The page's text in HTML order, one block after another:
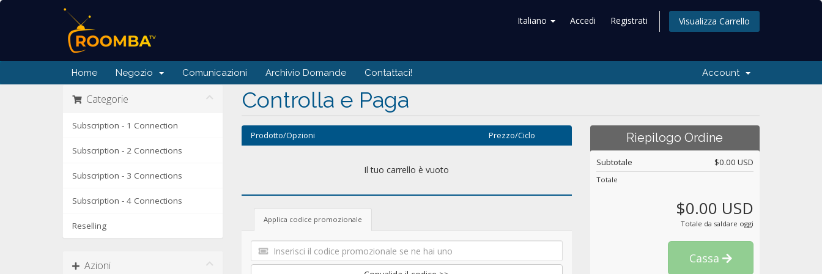
Italiano Accedi Registrati Visualizza Carrello
Home Negozio Comunicazioni Archivio Domande Contattaci! Account
Categorie
Subscription - 1 Connection
Subscription - 2 Connections
Subscription - 3 Connections
Subscription - 4 Connections
Reselling
Azioni
Controlla e Paga
Prodotto/Opzioni Prezzo/Ciclo
Il tuo carrello è vuoto
Applica codice promozionale
Riepilogo Ordine
Subtotale $0.00 USD
Totale
$0.00 USD
Totale da saldare oggi
Cassa